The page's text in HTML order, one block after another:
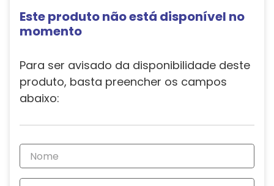
Este produto não está disponível no
momento
Para ser avisado da disponibilidade deste
produto, basta preencher os campos
abaixo: